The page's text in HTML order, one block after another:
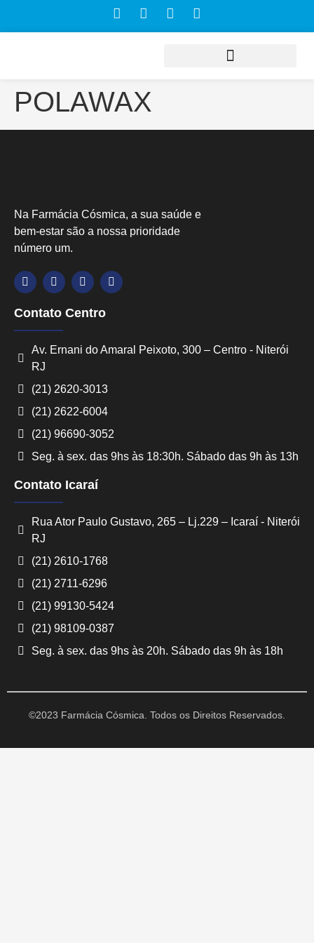
POLAWAX
Na Farmácia Cósmica, a sua saúde e
bem-estar são a nossa prioridade
número um.
Contato Centro
Av. Ernani do Amaral Peixoto, 300 – Centro - Niterói
RJ
(21) 2620-3013
(21) 2622-6004
(21) 96690-3052
Seg. à sex. das 9hs às 18:30h. Sábado das 9h às 13h
Contato Icaraí
Rua Ator Paulo Gustavo, 265 – Lj.229 – Icaraí - Niterói
RJ
(21) 2610-1768
(21) 2711-6296
(21) 99130-5424
(21) 98109-0387
Seg. à sex. das 9hs às 20h. Sábado das 9h às 18h
©2023 Farmácia Cósmica. Todos os Direitos Reservados.